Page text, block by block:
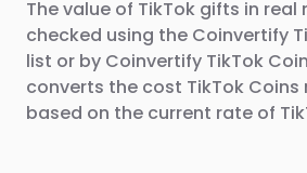
The value of TikTok gifts in real
checked using the Coinvertify
list or by Coinvertify TikTok
converts the cost TikTok Coins
based on the current rate of